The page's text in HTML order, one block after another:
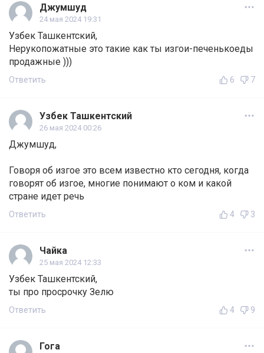
Джумшуд
24 мая 2024 19:31
Узбек Ташкентский,
Нерукопожатные это такие как ты изгои-печенькоеды
продажные )))
Ответить 6 7
Узбек Ташкентский
26 мая 2024 00:26
Джумшуд,
Говоря об изгое это всем известно кто сегодня, когда
говорят об изгое, многие понимают о ком и какой
стране идет речь
Ответить 4 3
Чайка
25 мая 2024 12:33
Узбек Ташкентский,
ты про просрочку Зелю
Ответить 4 9
Гога